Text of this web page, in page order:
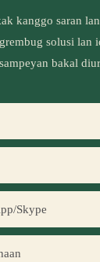
kanggo saran
solusi lan
bakal
Skype